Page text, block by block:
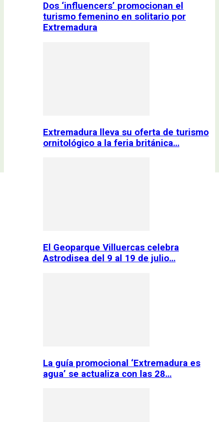
Dos ‘influencers’ promocionan el
turismo femenino en solitario por
Extremadura
Extremadura lleva su oferta de turismo
ornitológico a la feria británica…
El Geoparque Villuercas celebra
Astrodisea del 9 al 19 de julio…
La guía promocional ‘Extremadura es
agua’ se actualiza con las 28…